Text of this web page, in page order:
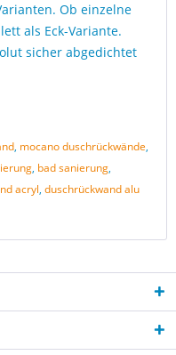
Ob einzelne
als Eck-Variante.
sicher abgedichtet
, mocano duschrückwände,
, bad sanierung,
acryl, duschrückwand alu